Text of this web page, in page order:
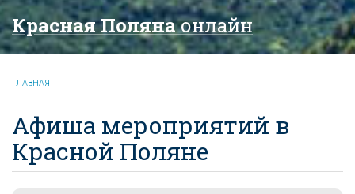
Красная Полянаонлайн
ГЛАВНАЯ
Афиша мероприятий в
Красной Поляне